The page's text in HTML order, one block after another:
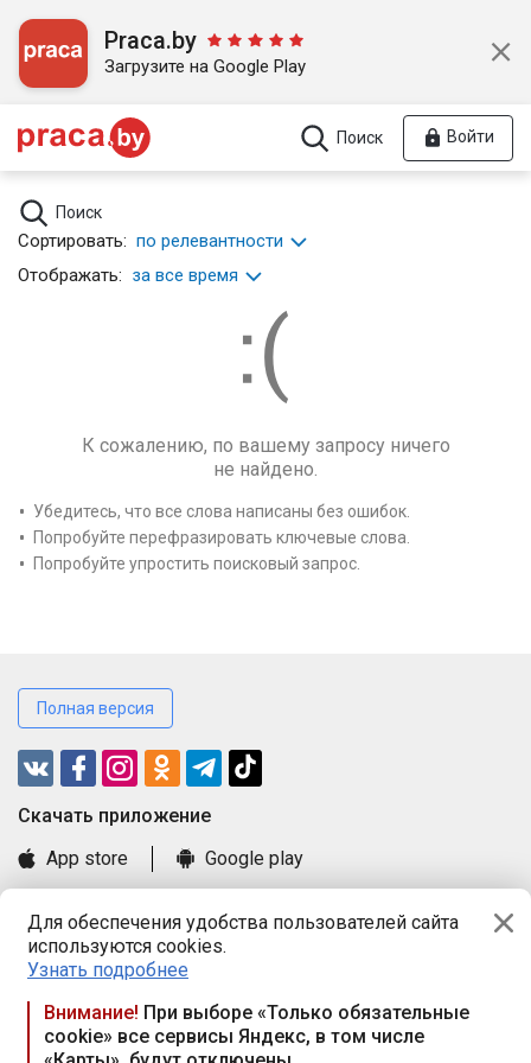
Для обеспечения удобства пользователей сайта
используются cookies.
Узнать подробнее
Внимание! При выборе «Только обязательные
cookie» все сервисы Яндекс, в том числе
Praca.by
Загрузите на Google Play
Поиск Войти
Поиск
Сортировать: по релевантности
Отображать: за все время
К сожалению, по вашему запросу ничего
не найдено.
Убедитесь, что все слова написаны без ошибок.
Попробуйте перефразировать ключевые слова.
Попробуйте упростить поисковый запрос.
Полная версия
Cкачать приложение
App store
Google play
Книга замечаний и предложений
Правила и документы
Praca.by © 2000—2026, ООО «ПРАЦА БАЙ»
Республика Беларусь, 220114, г. Минск, пр-т Независимости
117а, пом. № 9.